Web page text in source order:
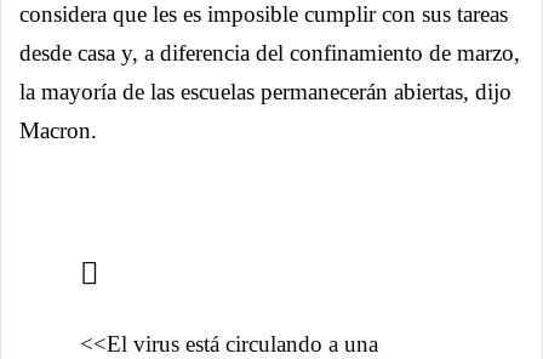
considera que les es imposible cumplir con sus tareas
desde casa y, a diferencia del confinamiento de marzo,
la mayoría de las escuelas permanecerán abiertas, dijo
Macron.
<<El virus está circulando a una